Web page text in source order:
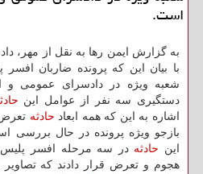
است.
به گزارش ایمن رها به نقل از مهر،
با بیان این كه پرونده ضاربان افسر
شعبه ویژه در دادسرای عمومی و
دستگیری سه نفر از عوامل این
اشاره به این كه همه ابعاد حادثه
بازجو ویژه پرونده در حال بررسی
این حادثه در سه مرحله افسر پلیس
هجوم و تعرض قرار دادند كه